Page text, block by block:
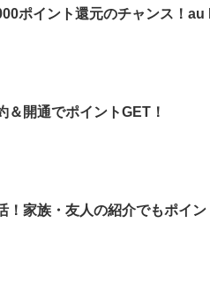
ポイント還元のチャンス！
＆開通でポイントGET！
！家族・友人の紹介でもポイ